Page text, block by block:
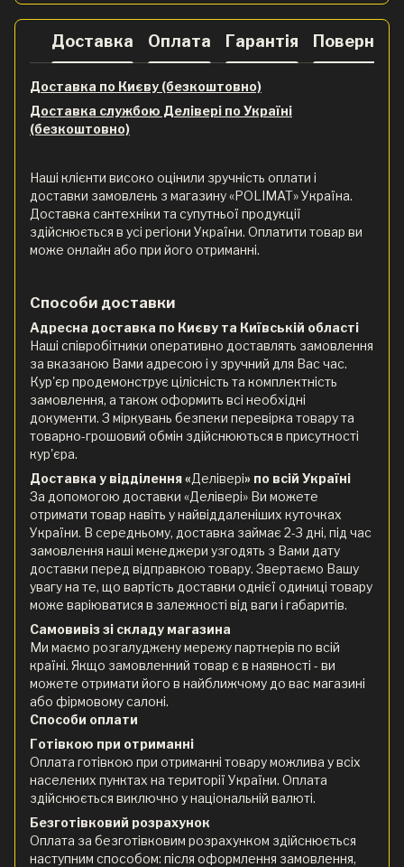
Доставка Оплата Гарантія
Доставка по Києву (безкоштовно)
Доставка службою Делівері по Україні
(безкоштовно)
Наші клієнти високо оцінили зручність оплати і
доставки замовлень з магазину «POLIMAT» Україна.
Доставка сантехніки та супутньої продукції
здійснюється в усі регіони України. Оплатити товар ви
може онлайн або при його отриманні.
Способи доставки
Адресна доставка по Києву та Київській області
Наші співробітники оперативно доставлять замовлення
за вказаною Вами адресою і у зручний для Вас час.
Кур'єр продемонструє цілісність та комплектність
замовлення, а також оформить всі необхідні
документи. З міркувань безпеки перевірка товару та
товарно-грошовий обмін здійснюються в присутності
кур'єра.
Доставка у відділення «Делівері» по всій Україні
За допомогою доставки «Делівері» Ви можете
отримати товар навіть у найвіддаленіших куточках
України. В середньому, доставка займає 2-3 дні, під час
замовлення наші менеджери узгодять з Вами дату
доставки перед відправкою товару. Звертаємо Вашу
увагу на те, що вартість доставки однієї одиниці товару
може варіюватися в залежності від ваги і габаритів.
Самовивіз зі складу магазина
Ми маємо розгалуджену мережу партнерів по всій
країні. Якщо замовленний товар є в наявності - ви
можете отримати його в найближчому до вас магазині
або фірмовому салоні.
Способи оплати
Готівкою при отриманні
Оплата готівкою при отриманні товару можлива у всіх
населених пунктах на території України. Оплата
здійснюється виключно у національній валюті.
Безготівковий розрахунок
Оплата за безготівковим розрахунком здійснюється
наступним способом: після оформлення замовлення,